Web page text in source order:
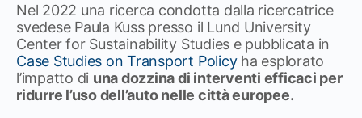
Nel 2022 una ricerca condotta dalla ricercatrice
svedese Paula Kuss presso il Lund University
Center for Sustainability Studies e pubblicata in
Case Studies on Transport Policyha esplorato
l’impatto di una dozzina di interventi efficaci per
ridurre l’uso dell’auto nelle città europee.